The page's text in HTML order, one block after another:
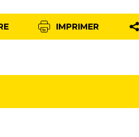
IMPRIMER